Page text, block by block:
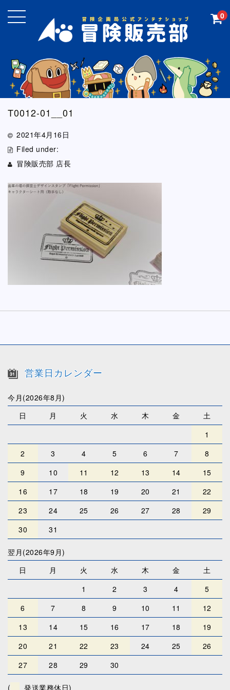
0
T0012-01__01
2021年4月16日
Filed under:
冒険販売部 店長
営業日カレンダー
今月(2026年8月)
日
月 火 水 木 金
土
1
2
3 4 5 6 7
8
9
10 11 12 13 14
15
16
17 18 19 20 21
22
23
24 25 26 27 28
29
30
31
翌月(2026年9月)
日
月 火 水 木 金
土
1
2 3 4
5
6
7 8 9 10 11
12
13
14 15 16 17 18
19
20
21 22 23 24 25
26
27
28 29 30
( 発送業務休日)